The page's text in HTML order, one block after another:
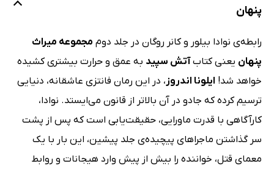
پنهان
رابطه‌ی نوادا بیلور و کانر روگان در جلد دوم مجموعه میراث
پنهان یعنی کتابآتش سپید به عمق و حرارت بیشتری کشیده
خواهد شد! ایلونا اندروز، در این رمان فانتزی عاشقانه، دنیایی
ترسیم کرده که جادو در آن بالاتر از قانون می‌ایستد. نوادا،
کارآگاهی با قدرت ماورایی، حقیقت‌یابی است که پس از پشت
سر گذاشتن ماجراهای پیچیده‌ی جلد پیشین، این بار با یک
معمای قتل، خواننده را بیش از پیش وارد هیجانات و روابط